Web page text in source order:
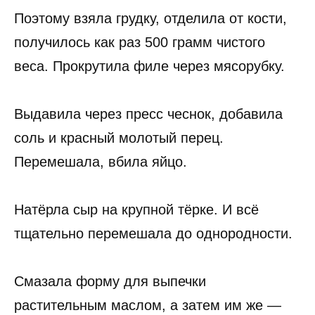
Поэтому взяла грудку, отделила от кости,
получилось как раз 500 грамм чистого
веса. Прокрутила филе через мясорубку.
Выдавила через пресс чеснок, добавила
соль и красный молотый перец.
Перемешала, вбила яйцо.
Натёрла сыр на крупной тёрке. И всё
тщательно перемешала до однородности.
Смазала форму для выпечки
растительным маслом, а затем им же —